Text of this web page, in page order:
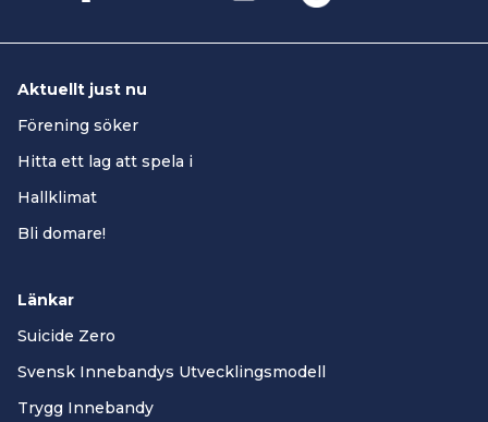
Aktuellt just nu
Förening söker
Hitta ett lag att spela i
Hallklimat
Bli domare!
Länkar
Suicide Zero
Svensk Innebandys Utvecklingsmodell
Trygg Innebandy